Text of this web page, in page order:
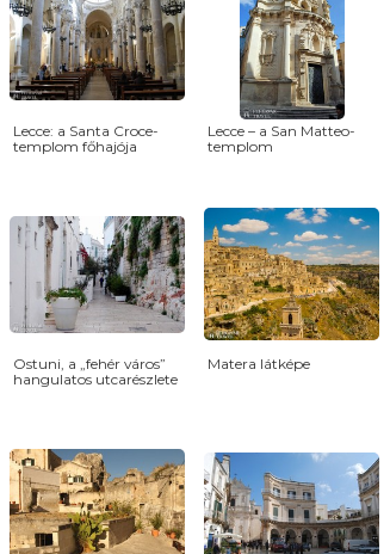
Lecce: a Santa Croce-
templom főhajója
Lecce – a San Matteo-
templom
Ostuni, a „fehér város”
hangulatos utcarészlete
Matera látképe